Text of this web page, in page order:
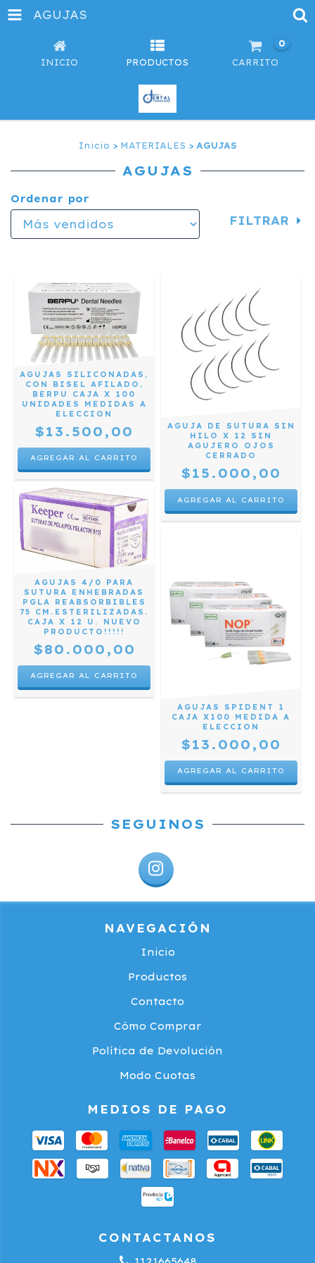
AGUJAS
INICIO PRODUCTOS CARRITO
0
Inicio > MATERIALES > AGUJAS
AGUJAS
Ordenar por
FILTRAR
AGUJAS SILICONADAS,
CON BISEL AFILADO,
BERPU CAJA X 100
UNIDADES MEDIDAS A
ELECCION
$13.500,00
AGREGAR AL CARRITO
AGUJA DE SUTURA SIN
HILO X 12 SIN
AGUJERO OJOS
CERRADO
$15.000,00
AGUJAS 4/0 PARA
SUTURA ENHEBRADAS
PGLA REABSORBIBLES
75 CM.ESTERILIZADAS.
CAJA X 12 U. NUEVO
PRODUCTO!!!!!
$80.000,00
AGUJAS SPIDENT 1
CAJA X100 MEDIDA A
ELECCION
$13.000,00
AGREGAR AL CARRITO
SEGUINOS
NAVEGACIÓN
Inicio
Productos
Contacto
Cómo Comprar
Política de Devolución
Modo Cuotas
MEDIOS DE PAGO
CONTACTANOS